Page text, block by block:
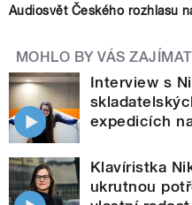
Audiosvět Českého rozhlasu
MOHLO BY VÁS ZAJÍMAT
Interview s
expedicích
Klavíristka
ukrutnou